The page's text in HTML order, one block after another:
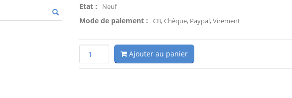
Etat : Neuf
Mode de paiement : CB, Chèque, Paypal, Virement
Ajouter au panier